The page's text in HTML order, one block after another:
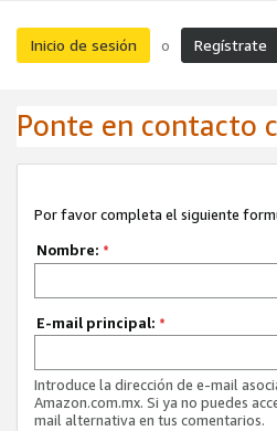
Inicio de sesión o Regístrate
Ponte en contacto
Por favor completa el siguiente
Nombre: *
E-mail principal: *
Introduce la dirección de e-mail
Amazon.com.mx. Si ya no puedes
mail alternativa en tus comentarios.